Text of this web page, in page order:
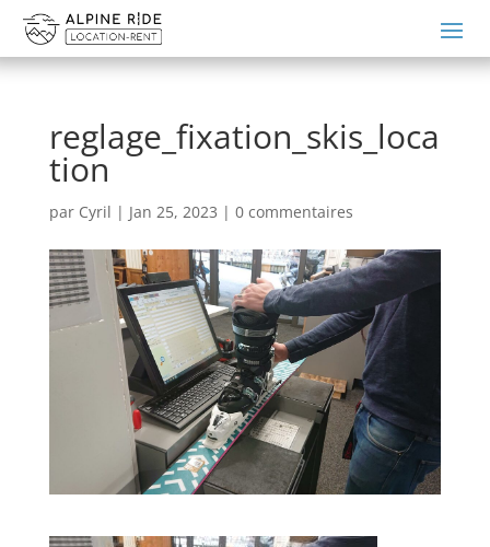
reglage_fixation_skis_loca
tion
par Cyril | Jan 25, 2023 | 0 commentaires